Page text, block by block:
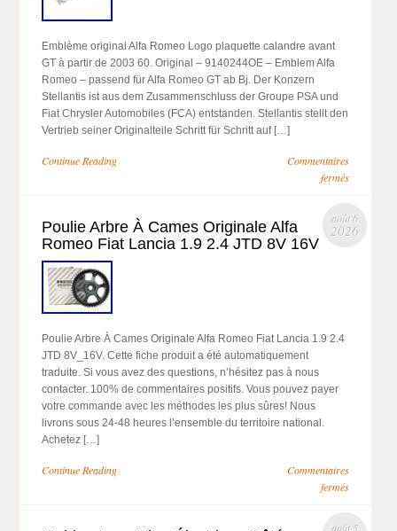
Emblème original Alfa Romeo Logo plaquette calandre avant
GT à partir de 2003 60. Original – 9140244OE – Emblem Alfa
Romeo – passend für Alfa Romeo GT ab Bj. Der Konzern
Stellantis ist aus dem Zusammenschluss der Groupe PSA und
Fiat Chrysler Automobiles (FCA) entstanden. Stellantis stellt den
Vertrieb seiner Originalteile Schritt für Schritt auf […]
Continue Reading
Commentaires
fermés
août 6
2026
Poulie Arbre À Cames Originale Alfa
Romeo Fiat Lancia 1.9 2.4 JTD 8V 16V
Poulie Arbre À Cames Originale Alfa Romeo Fiat Lancia 1.9 2.4
JTD 8V_16V. Cette fiche produit a été automatiquement
traduite. Si vous avez des questions, n’hésitez pas à nous
contacter. 100% de commentaires positifs. Vous pouvez payer
votre commande avec les méthodes les plus sûres! Nous
livrons sous 24-48 heures l’ensemble du territoire national.
Achetez […]
Continue Reading
Commentaires
fermés
août 5